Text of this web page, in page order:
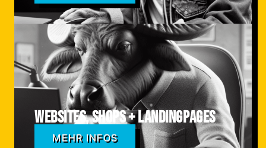
Websites, Shops + Landingpages
MEHR INFOS